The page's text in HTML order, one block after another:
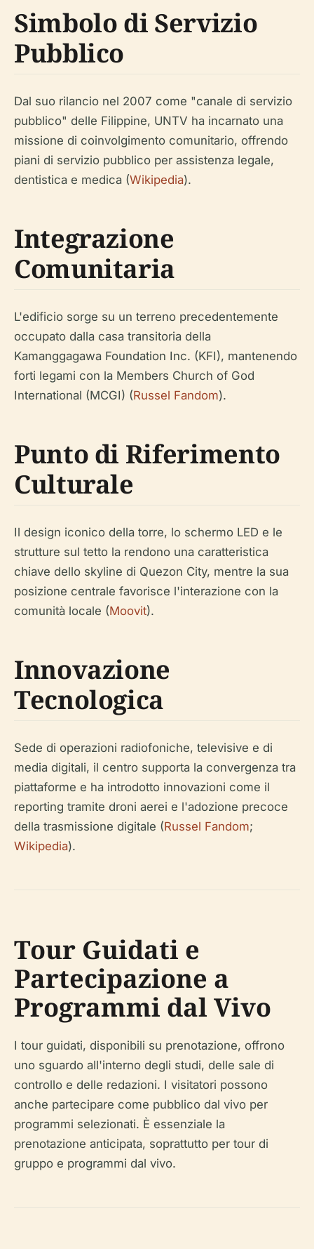
Simbolo di Servizio
Pubblico
Dal suo rilancio nel 2007 come "canale di servizio
pubblico" delle Filippine, UNTV ha incarnato una
missione di coinvolgimento comunitario, offrendo
piani di servizio pubblico per assistenza legale,
dentistica e medica (Wikipedia).
Integrazione
Comunitaria
L'edificio sorge su un terreno precedentemente
occupato dalla casa transitoria della
Kamanggagawa Foundation Inc. (KFI), mantenendo
forti legami con la Members Church of God
International (MCGI) (Russel Fandom).
Punto di Riferimento
Culturale
Il design iconico della torre, lo schermo LED e le
strutture sul tetto la rendono una caratteristica
chiave dello skyline di Quezon City, mentre la sua
posizione centrale favorisce l'interazione con la
comunità locale (Moovit).
Innovazione
Tecnologica
Sede di operazioni radiofoniche, televisive e di
media digitali, il centro supporta la convergenza tra
piattaforme e ha introdotto innovazioni come il
reporting tramite droni aerei e l'adozione precoce
della trasmissione digitale (Russel Fandom;
Wikipedia).
Tour Guidati e
Partecipazione a
Programmi dal Vivo
I tour guidati, disponibili su prenotazione, offrono
uno sguardo all'interno degli studi, delle sale di
controllo e delle redazioni. I visitatori possono
anche partecipare come pubblico dal vivo per
programmi selezionati. È essenziale la
prenotazione anticipata, soprattutto per tour di
gruppo e programmi dal vivo.